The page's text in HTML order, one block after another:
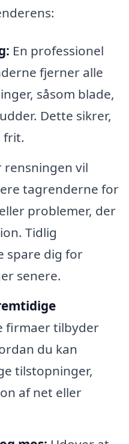
En professionel
fjerner alle
såsom blade,
Dette sikrer,
frit.
rensningen vil
tagrenderne for
problemer, der
Tidlig
spare dig for
senere.
firmaer tilbyder
du kan
tilstopninger,
af net eller